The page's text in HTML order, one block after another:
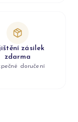
zásilek
zdarma
doručení